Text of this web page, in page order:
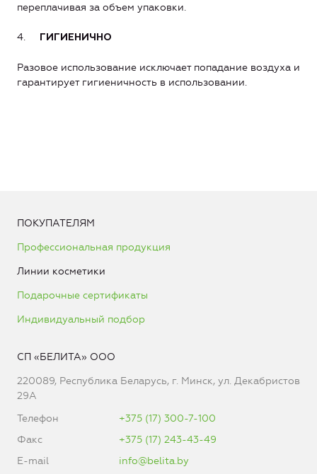
переплачивая за объем упаковки.
4. ГИГИЕНИЧНО
Разовое использование исключает попадание воздуха и
гарантирует гигиеничность в использовании.
ПОКУПАТЕЛЯМ
Профессиональная продукция
Линии косметики
Подарочные сертификаты
Индивидуальный подбор
СП «БЕЛИТА» ООО
220089, Республика Беларусь, г. Минск, ул. Декабристов
29А
Телефон
+375 (17) 300-7-100
Факс
+375 (17) 243-43-49
E-mail
info@belita.by